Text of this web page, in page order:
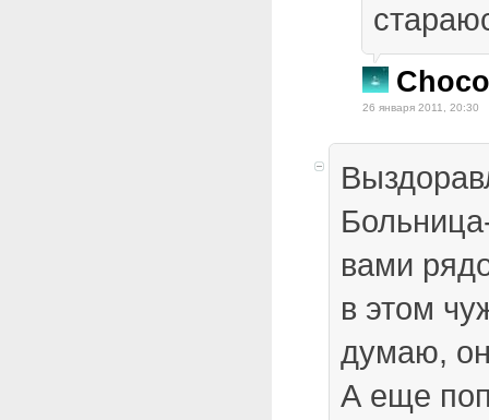
26 января 2011, 20:30
вами
в этом
думаю,
А еще